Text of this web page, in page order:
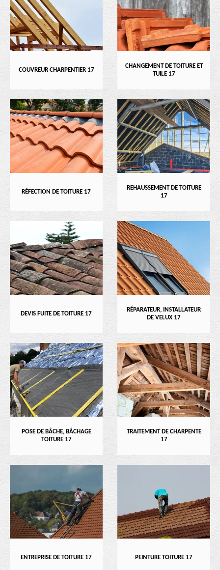
COUVREUR CHARPENTIER 17
CHANGEMENT DE TOITURE ET
TUILE 17
RÉFECTION DE TOITURE 17
REHAUSSEMENT DE TOITURE
17
DEVIS FUITE DE TOITURE 17
RÉPARATEUR, INSTALLATEUR
DE VELUX 17
POSE DE BÂCHE, BÂCHAGE
TOITURE 17
TRAITEMENT DE CHARPENTE
17
ENTREPRISE DE TOITURE 17 PEINTURE TOITURE 17